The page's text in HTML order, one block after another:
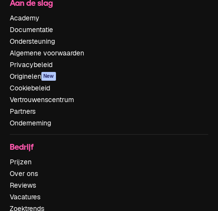
Aan de slag
Academy
Documentatie
Ondersteuning
Algemene voorwaarden
Privacybeleid
Originelen New
Cookiebeleid
Vertrouwenscentrum
Partners
Onderneming
Bedrijf
Prijzen
Over ons
Reviews
Vacatures
Zoektrends